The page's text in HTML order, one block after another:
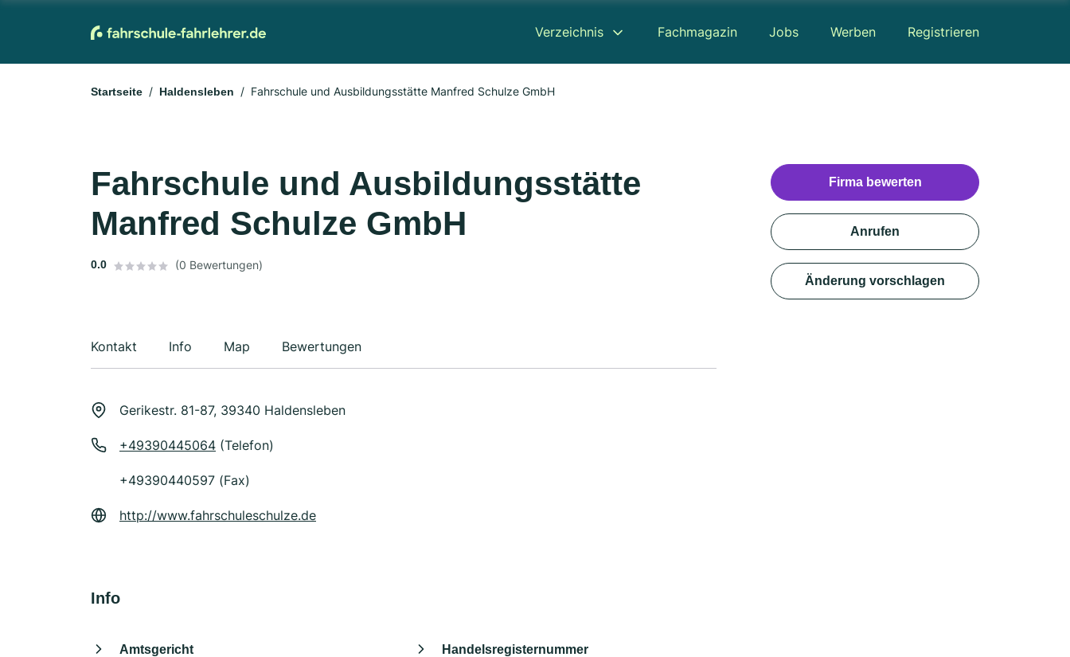
Verzeichnis Fachmagazin Jobs Werben Registrieren
Startseite Haldensleben Fahrschule und Ausbildungsstätte Manfred Schulze GmbH
Fahrschule und Ausbildungsstätte
Manfred Schulze GmbH
0.0 (0 Bewertungen)
Kontakt Info Map Bewertungen
Gerikestr. 81-87, 39340 Haldensleben
+49390445064 (Telefon)
+49390440597 (Fax)
http://www.fahrschuleschulze.de
Info
Amtsgericht Handelsregisternummer
Firma bewerten
Anrufen
Änderung vorschlagen